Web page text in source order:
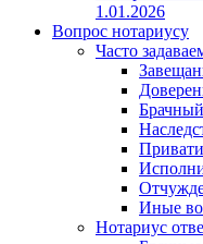
1.01.2026
Вопрос нотариусу
Часто
Иные
Нотариус